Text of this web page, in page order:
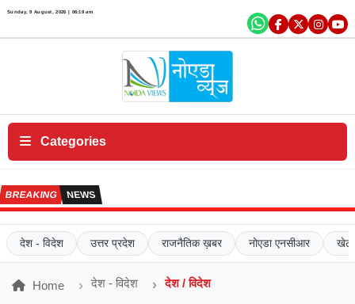
Sunday, 9 August, 2026 | 06:19 am
×
एं
न
ट
रि
र
सं
Categories
BREAKING NEWS
देश - विदेश उत्तर प्रदेश राजनैतिक ख़बर नोएडा एनसीआर खेल
Home देश - विदेश देश / विदेश